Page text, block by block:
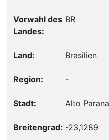
BR
Brasilien
-
Alto Parana
-23,1289